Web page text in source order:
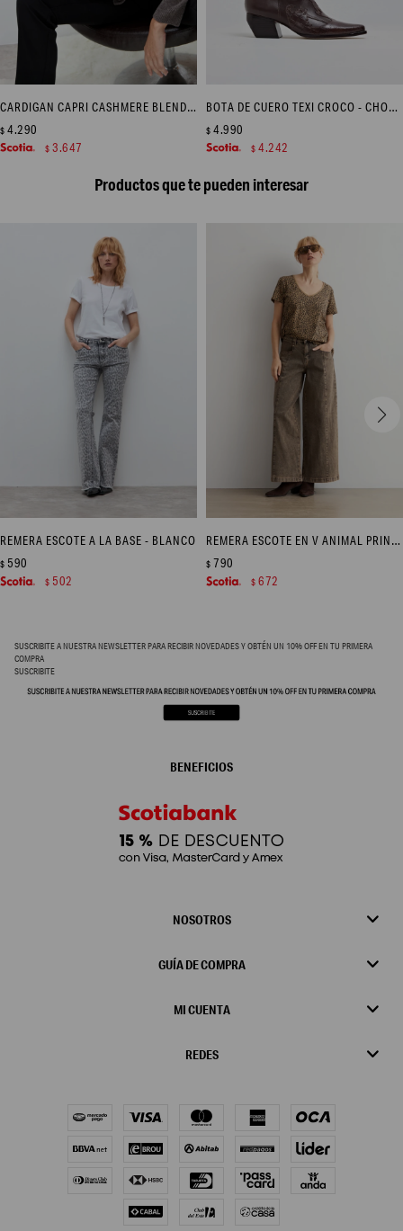
CARDIGAN CAPRI CASHMERE BLEND - CHOCOLATE MELANGE
$ 4.290
$ 3.647
BOTA DE CUERO TEXI CROCO - CHOCOLATE
$ 4.990
$ 4.242
Productos que te pueden interesar
REMERA ESCOTE A LA BASE - BLANCO
$ 590
$ 502
REMERA ESCOTE EN V ANIMAL PRINT - TOSTADO
$ 790
$ 672
SUSCRIBITE A NUESTRA NEWSLETTER PARA RECIBIR NOVEDADES Y OBTÉN UN 10% OFF EN TU PRIMERA
COMPRA
SUSCRIBITE
NOSOTROS
GUÍA DE COMPRA
MI CUENTA
REDES
BENEFICIOS